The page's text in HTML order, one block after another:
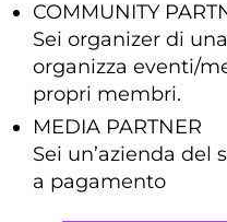
COMMUNITY
Sei organizer di
organizza eventi/
propri membri.
MEDIA PARTNER
Sei un’azienda del
a pagamento